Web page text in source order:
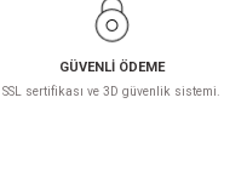
GÜVENLİ ÖDEME
SSL sertifikası ve 3D güvenlik sistemi.